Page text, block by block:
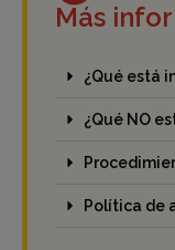
Más
¿Qué está
¿Qué NO
Política de